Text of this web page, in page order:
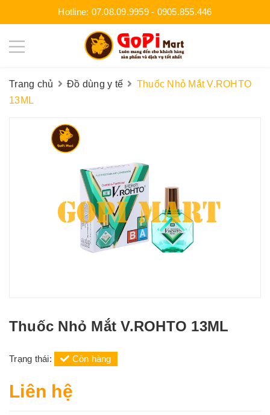
Hotline: 07.08.09.9959- 0905.855.446
Trang chủ Đồ dùng y tế
Thuốc Nhỏ Mắt V.ROHTO
13ML
Thuốc Nhỏ Mắt V.ROHTO 13ML
Trạng thái: Còn hàng
Liên hệ